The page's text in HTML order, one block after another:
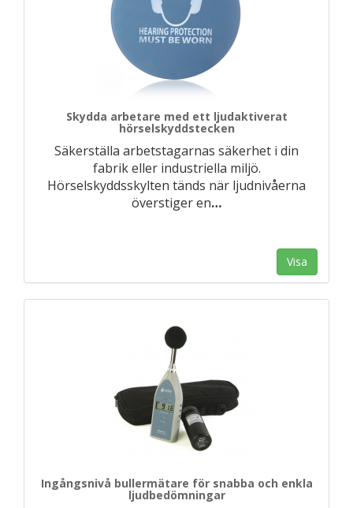
Skydda arbetare med ett ljudaktiverat
hörselskyddstecken
Säkerställa arbetstagarnas säkerhet i din
fabrik eller industriella miljö.
Hörselskyddsskylten tänds när ljudnivåerna
överstiger en…
Visa
Ingångsnivå bullermätare för snabba och enkla
ljudbedömningar